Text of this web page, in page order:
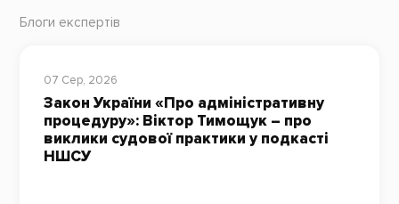
Блоги експертів
07 Сер, 2026
Закон України «Про адміністративну
процедуру»: Віктор Тимощук – про
виклики судової практики у подкасті
НШСУ